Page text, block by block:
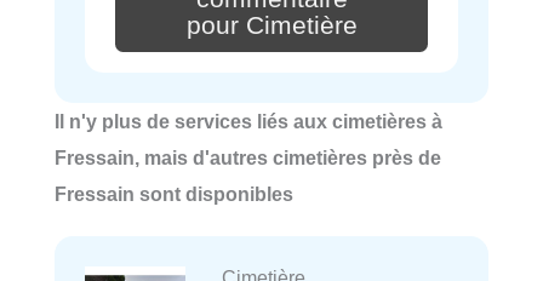
pour Cimetière
Il n'y plus de services liés aux cimetières à
Fressain, mais d'autres cimetières près de
Fressain sont disponibles